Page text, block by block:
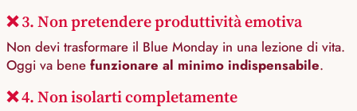
❌ 3. Non pretendere produttività emotiva
Non devi trasformare il Blue Monday in una lezione di vita.
Oggi va bene funzionare al minimo indispensabile.
❌ 4. Non isolarti completamente